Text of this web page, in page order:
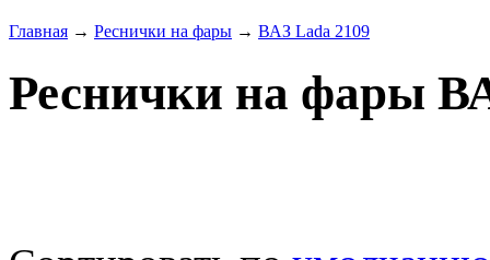
Главная → Реснички на фары → ВАЗ Lada 2109
Реснички на фары